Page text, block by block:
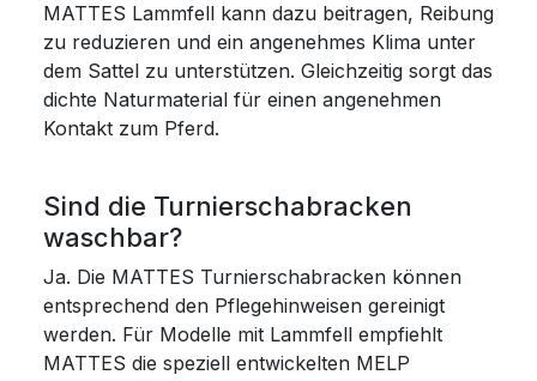
MATTES Lammfell kann dazu beitragen, Reibung
zu reduzieren und ein angenehmes Klima unter
dem Sattel zu unterstützen. Gleichzeitig sorgt das
dichte Naturmaterial für einen angenehmen
Kontakt zum Pferd.
Sind die Turnierschabracken
waschbar?
Ja. Die MATTES Turnierschabracken können
entsprechend den Pflegehinweisen gereinigt
werden. Für Modelle mit Lammfell empfiehlt
MATTES die speziell entwickelten MELP